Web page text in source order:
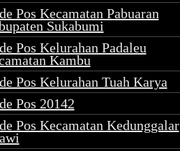
Pos Kecamatan Pabuaran
Sukabumi
Pos Kelurahan Padaleu
Kambu
Pos Kelurahan Tuah Karya
Pos 20142
Pos Kecamatan Kedunggalar